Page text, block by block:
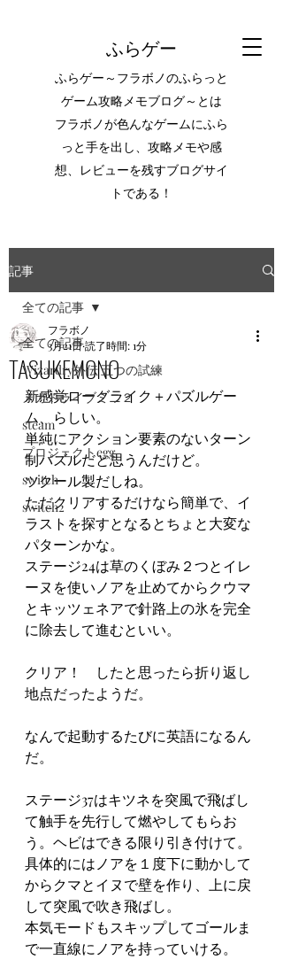
ふらゲー
ふらゲー～フラボノのふらっと
ゲーム攻略メモブログ～とは
フラボノが色んなゲームにふら
っと手を出し、攻略メモや感
想、レビューを残すブログサイ
トである！
記事
全ての記事
Wizardry外伝 五つの試練
メガドライブミニ２
steam
プロジェクトegg
switch
switch2
全ての記事
TASUKEMONO
フラボノ
3月21日読了時間: 1分
新感覚ローグライク＋パズルゲー
ム、らしい。
単純にアクション要素のないターン
制パズルだと思うんだけど。
ツクール製だしね。
ただクリアするだけなら簡単で、イ
ラストを探すとなるとちょと大変な
パターンかな。
ステージ24は草のくぼみ２つとイレ
ーヌを使いノアを止めてからクウマ
とキッツェネアで針路上の氷を完全
に除去して進むといい。
クリア！　したと思ったら折り返し
地点だったようだ。
なんで起動するたびに英語になるん
だ。
ステージ37はキツネを突風で飛ばし
て触手を先行して燃やしてもらお
う。ヘビはできる限り引き付けて。
具体的にはノアを１度下に動かして
からクマとイヌで壁を作り、上に戻
して突風で吹き飛ばし。
本気モードもスキップしてゴールま
で一直線にノアを持っていける。